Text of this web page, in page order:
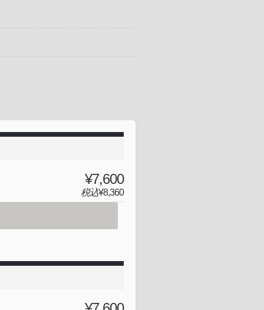
¥7,600
税込¥8,360